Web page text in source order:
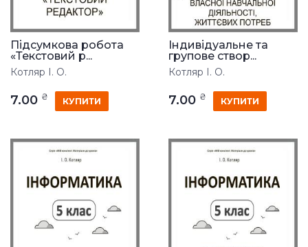
Підсумкова робота
«Текстовий р...
Котляр І. О.
7.00 ₴ КУПИТИ
Індивідуальне та
групове створ...
Котляр І. О.
7.00 ₴ КУПИТИ